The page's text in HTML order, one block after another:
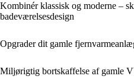
Kombinér klassisk og moderne –
badeværelsesdesign
Opgrader dit gamle
Miljørigtig bortskaffelse af gamle